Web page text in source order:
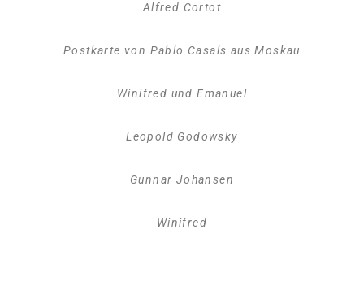
Alfred Cortot
Postkarte von Pablo Casals aus Moskau
Winifred und Emanuel
Leopold Godowsky
Gunnar Johansen
Winifred